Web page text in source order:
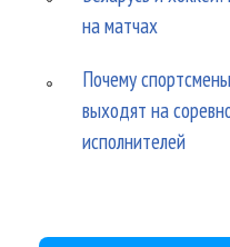
на матчах
Почему
выходят на
исполнителей